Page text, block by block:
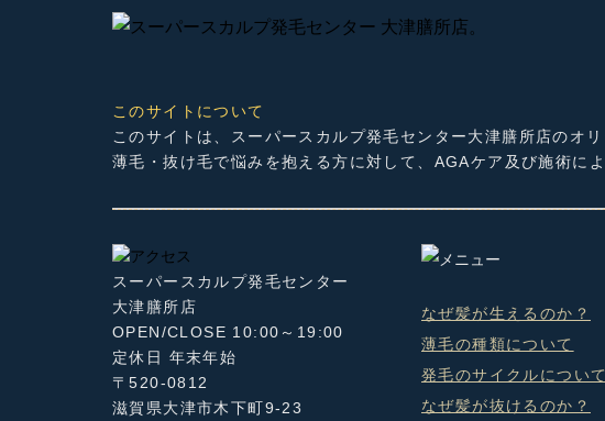
このサイトについて
このサイトは、スーパースカルプ発毛センター大津膳所店のオリ
薄毛・抜け毛で悩みを抱える方に対して、AGAケア及び施術に
スーパースカルプ発毛センター
大津膳所店
OPEN/CLOSE 10:00～19:00
定休日 年末年始
〒520-0812
滋賀県大津市木下町9-23
なぜ髪が生えるのか？
薄毛の種類について
発毛のサイクルについて
なぜ髪が抜けるのか？